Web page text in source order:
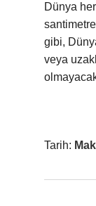
Dünya
gibi,
veya
Tarih: